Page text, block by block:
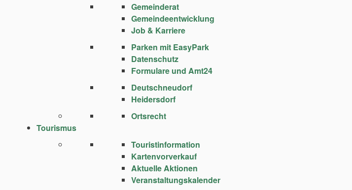
Gemeinderat
Gemeindeentwicklung
Job & Karriere
Parken mit EasyPark
Datenschutz
Formulare und Amt24
Deutschneudorf
Heidersdorf
Ortsrecht
Tourismus
Touristinformation
Kartenvorverkauf
Aktuelle Aktionen
Veranstaltungskalender